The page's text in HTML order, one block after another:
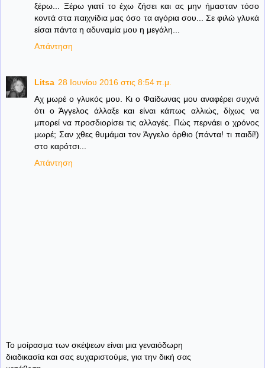
ξέρω... Ξέρω γιατί το έχω ζήσει και ας μην ήμασταν τόσο
κοντά στα παιχνίδια μας όσο τα αγόρια σου... Σε φιλώ γλυκά
είσαι πάντα η αδυναμία μου η μεγάλη...
Απάντηση
Litsa 28 Ιουνίου 2016 στις 8:54 π.μ.
Αχ μωρέ ο γλυκός μου. Κι ο Φαίδωνας μου αναφέρει συχνά
ότι ο Άγγελος άλλαξε και είναι κάπως αλλιώς, δίχως να
μπορεί να προσδιορίσει τις αλλαγές. Πώς περνάει ο χρόνος
μωρέ; Σαν χθες θυμάμαι τον Άγγελο όρθιο (πάντα! τι παιδί!)
στο καρότσι...
Απάντηση
Το μοίρασμα των σκέψεων είναι μια γεναιόδωρη
διαδικασία και σας ευχαριστούμε, για την δική σας